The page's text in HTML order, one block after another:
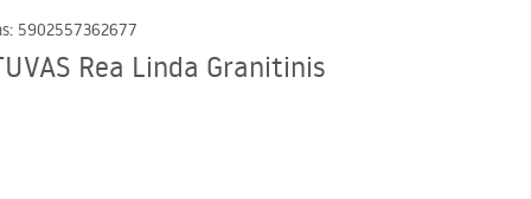
: 5902557362677
Rea Linda Granitinis